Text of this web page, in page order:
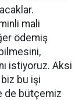
mali
ödemiş
istiyoruz. Aksi
bu işi
de bütçemiz